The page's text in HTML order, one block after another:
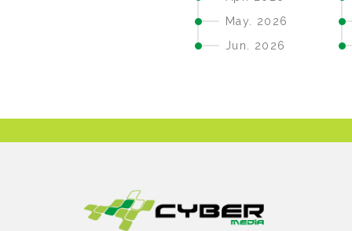
May. 2026
Jun. 2026